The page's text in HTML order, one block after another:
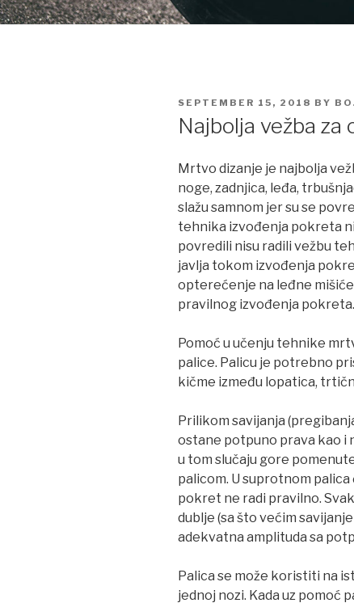
POSTED
SEPTEMBER 15, 2018 BY
Najbolja vežba za
Mrtvo dizanje je najbolja
noge, zadnjica, leđa,
slažu samnom jer su se
tehnika izvođenja pokreta
povredili nisu radili vežbu
javlja tokom izvođenja
opterećenje na leđne
pravilnog izvođenja pokreta.
Pomoć u učenju tehnike
palice. Palicu je potrebno
kičme između lopatica,
Prilikom savijanja
ostane potpuno prava kao i
u tom slučaju gore
palicom. U suprotnom
pokret ne radi pravilno.
dublje (sa što većim
adekvatna amplituda sa
Palica se može koristiti na
jednoj nozi. Kada uz pomoć